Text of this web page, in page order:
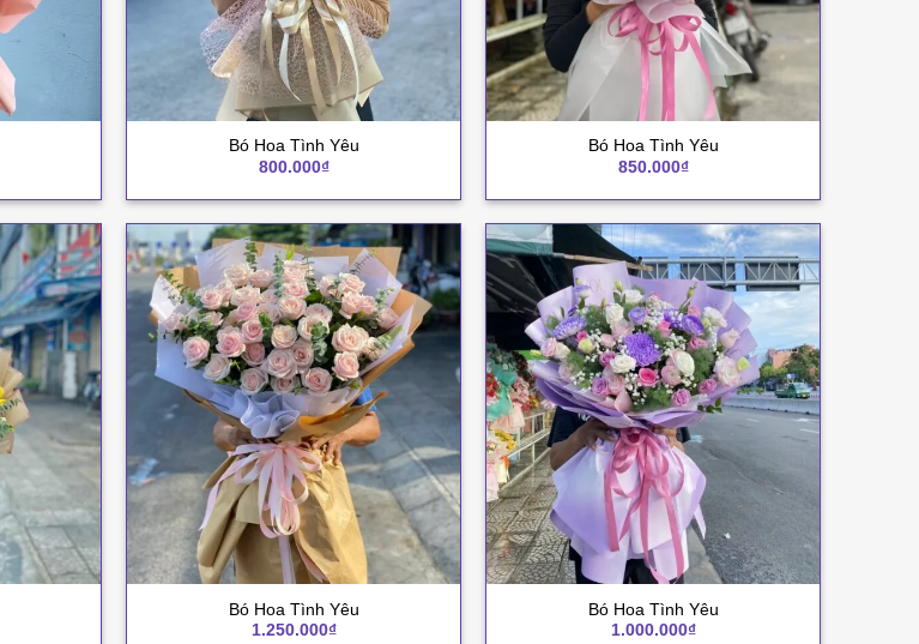
Bó Hoa Tình Yêu
800.000₫
Bó Hoa Tình Yêu
850.000₫
Bó Hoa Tình Yêu
1.250.000₫
Bó Hoa Tình Yêu
1.000.000₫